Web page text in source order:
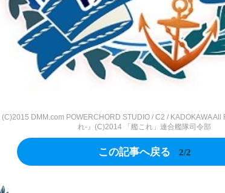
(C)2015 DMM.com POWERCHORD STUDIO / C2 / KADOKAWA
れ-』(C)2014 「艦これ」連合艦隊司令部
この記事へ戻る 2/2